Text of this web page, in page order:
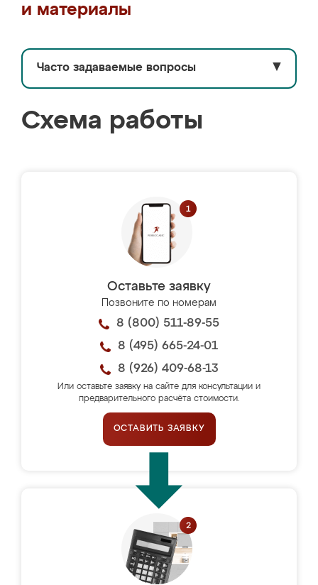
и материалы
Часто задаваемые вопросы ▼
Схема работы
Оставьте заявку
Позвоните по номерам
8 (800) 511-89-55
8 (495) 665-24-01
8 (926) 409-68-13
Или оставьте заявку на сайте для консультации и
предварительного расчёта стоимости.
ОСТАВИТЬ ЗАЯВКУ